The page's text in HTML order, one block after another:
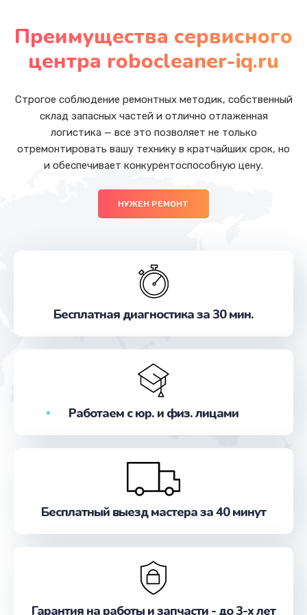
Заказать
от 2500 руб.
Заказать
Замена контактов поддона
от 1000 руб.
Заказать
Заказать
Заказать
Замена предохранителя
Замена помпы
от 1000 руб.
Замена платы логики
Заказать
Замена мультиклапана
Преимущества сервисного
центра robocleaner-iq.ru
Строгое соблюдение ремонтных методик, собственный
склад запасных частей и отлично отлаженная
логистика — все это позволяет не только
отремонтировать вашу технику в кратчайших срок, но
и обеспечивает конкурентоспособную цену.
НУЖЕН РЕМОНТ
Бесплатная диагностика за 30 мин.
Работаем с юр. и физ. лицами
Бесплатный выезд мастера за 40 минут
Гарантия на работы и запчасти - до 3-х лет